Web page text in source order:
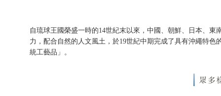
自琉球王國榮盛一時的14世紀末以來，中國、朝鮮、日本、
力，配合自然的人文風土，於19世紀中期完成了具有沖繩特
統工藝品」。